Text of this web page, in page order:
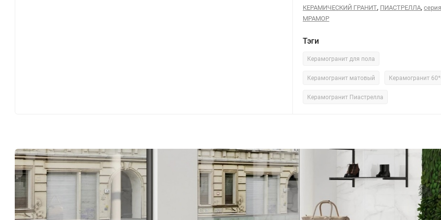
КЕРАМИЧЕСКИЙ ГРАНИТ, ПИАСТРЕЛЛА,
МРАМОР
Тэги
Керамогранит для пола
Керамогранит матовый Керамогранит
Керамогранит Пиастрелла